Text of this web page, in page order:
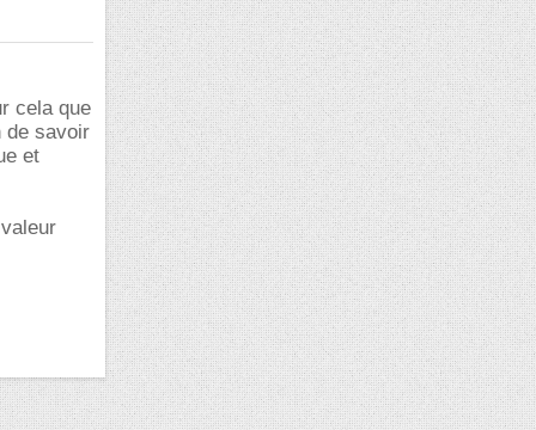
cela que
de savoir
et